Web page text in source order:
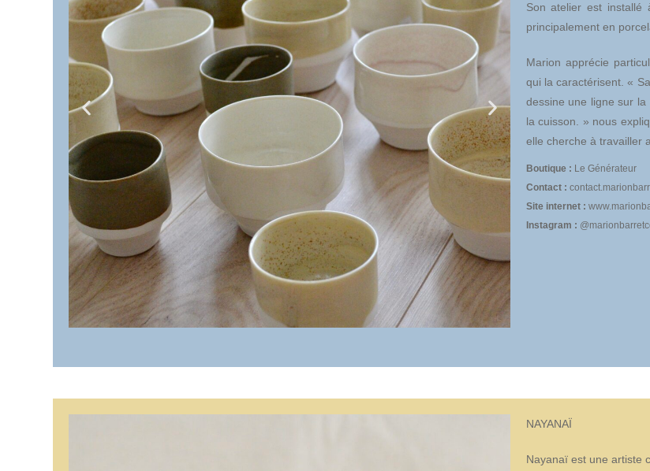
Son atelier est installé
principalement en
Marion apprécie
qui la caractérisent. «
dessine une ligne sur
la cuisson. » nous
elle cherche à travailler
Boutique : Le Générateur
Contact :
Site internet : www.
Instagram :
NAYANAÏ
Nayanaï est une artiste